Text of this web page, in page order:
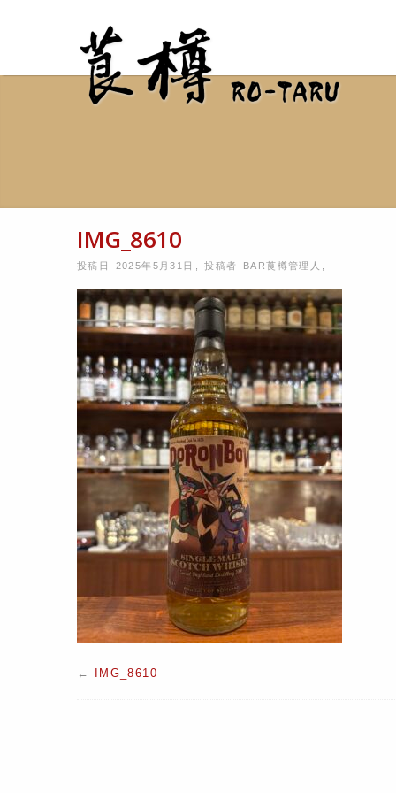
IMG_8610
投稿日 2025年5月31日 ,投稿者 BAR莨樽管理人
← IMG_8610